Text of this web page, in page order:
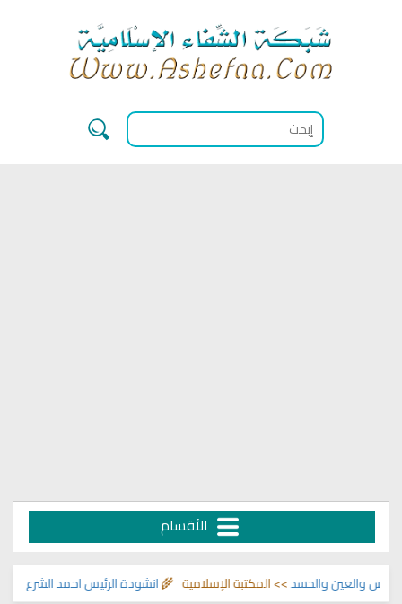
الأقسام
انشودة الرئيس احمد الشرع>> اناشيد والحسد>> المكتبة الإسلامية 🌾